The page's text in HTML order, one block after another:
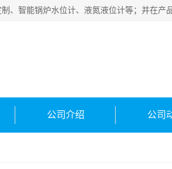
公司介绍 公司